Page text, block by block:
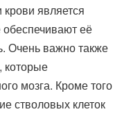
является
её
Очень важно также
которые
мозга. Кроме того
стволовых клеток